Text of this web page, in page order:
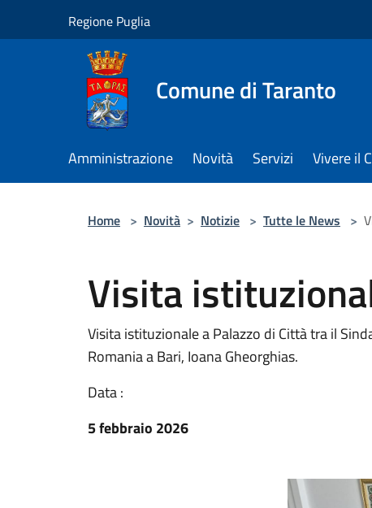
Regione Puglia
Comune di Taranto
Amministrazione Novità Servizi Vivere il
Home > Novità > Notizie > Tutte le News >
Visita
Visita istituzionale a Palazzo di Città tra il
Romania a Bari, Ioana Gheorghias.
Data :
5 febbraio 2026